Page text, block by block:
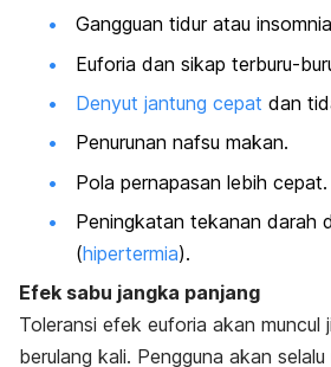
Gangguan tidur atau
Euforia dan sikap terburu-
Denyut jantung cepat dan
Penurunan nafsu makan.
Pola pernapasan lebih cepat.
Peningkatan tekanan darah
(hipertermia).
Efek sabu jangka panjang
Toleransi efek euforia akan muncul
berulang kali. Pengguna akan